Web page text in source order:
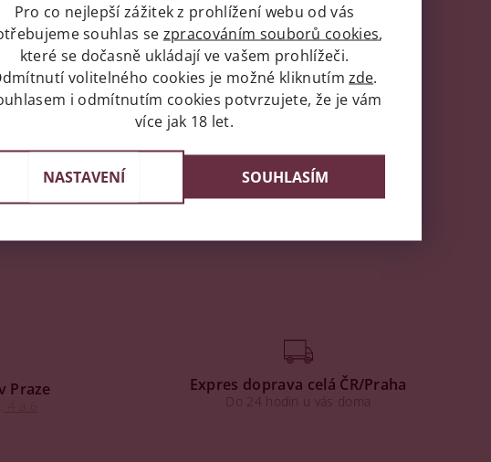
Praze
4 a 6
Expres doprava celá ČR/Praha
Do 24 hodin u vás doma
Pro co nejlepší zážitek z prohlížení webu od vás
souhlas se zpracováním souborů cookies,
které se dočasně ukládají ve vašem prohlížeči.
volitelného cookies je možné kliknutím zde.
i odmítnutím cookies potvrzujete, že je vám
více jak 18 let.
NASTAVENÍ SOUHLASÍM